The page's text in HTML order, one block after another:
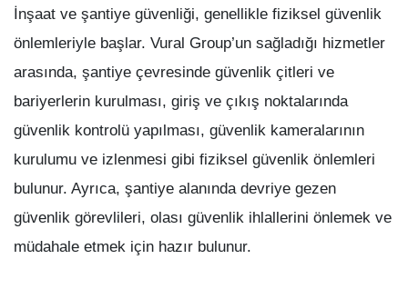
İnşaat ve şantiye güvenliği, genellikle fiziksel güvenlik
önlemleriyle başlar. Vural Group’un sağladığı hizmetler
arasında, şantiye çevresinde güvenlik çitleri ve
bariyerlerin kurulması, giriş ve çıkış noktalarında
güvenlik kontrolü yapılması, güvenlik kameralarının
kurulumu ve izlenmesi gibi fiziksel güvenlik önlemleri
bulunur. Ayrıca, şantiye alanında devriye gezen
güvenlik görevlileri, olası güvenlik ihlallerini önlemek ve
müdahale etmek için hazır bulunur.